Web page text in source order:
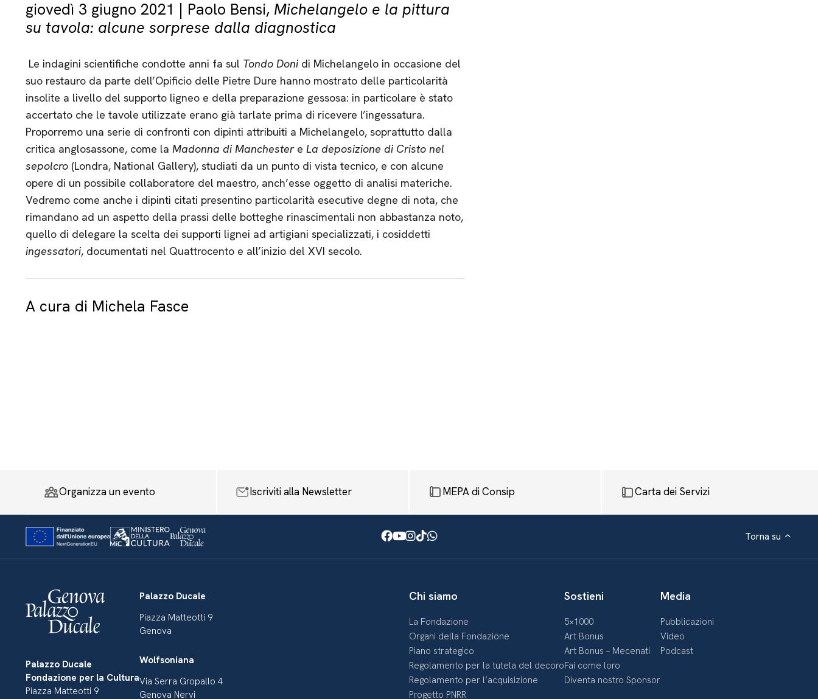
giovedì 3 giugno 2021 | Paolo Bensi, Michelangelo e la pittura
su tavola: alcune sorprese dalla diagnostica
Le indagini scientifiche condotte anni fa sul Tondo Donidi Michelangelo in occasione del
suo restauro da parte dell’Opificio delle Pietre Dure hanno mostrato delle particolarità
insolite a livello del supporto ligneo e della preparazione gessosa: in particolare è stato
accertato che le tavole utilizzate erano già tarlate prima di ricevere l’ingessatura.
Proporremo una serie di confronti con dipinti attribuiti a Michelangelo, soprattutto dalla
critica anglosassone, come la Madonna di Manchester e La deposizione di Cristo nel
sepolcro (Londra, National Gallery), studiati da un punto di vista tecnico, e con alcune
opere di un possibile collaboratore del maestro, anch’esse oggetto di analisi materiche.
Vedremo come anche i dipinti citati presentino particolarità esecutive degne di nota, che
rimandano ad un aspetto della prassi delle botteghe rinascimentali non abbastanza noto,
quello di delegare la scelta dei supporti lignei ad artigiani specializzati, i cosiddetti
ingessatori, documentati nel Quattrocento e all’inizio del XVI secolo.
A cura di Michela Fasce
Organizza un evento Iscriviti alla Newsletter MEPA di Consip Carta dei Servizi
Facebook
Youtube
Instagram
TikTok
WhatsApp Torna su
Palazzo Ducale
Fondazione per la Cultura
Piazza Matteotti 9
Palazzo Ducale
Piazza Matteotti 9
Genova
Wolfsoniana
Via Serra Gropallo 4
Genova Nervi
Chi siamo
La Fondazione
Organi della Fondazione
Piano strategico
Regolamento per la tutela del decoro
Regolamento per l’acquisizione
Progetto PNRR
Sostieni
5×1000
Art Bonus
Art Bonus – Mecenati
Fai come loro
Diventa nostro Sponsor
Media
Pubblicazioni
Video
Podcast